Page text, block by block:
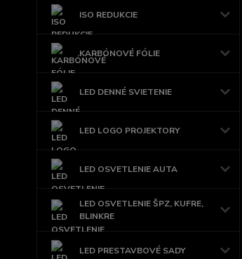
ISO REDUKCIE
KARBÓNOVÉ FÓLIE
LED DENNÉ SVIETENIE
LED LOGO PROJEKTORY
LED OSVETLENIE AUTA
LED OSVETLENIE ŠPZ, KUFRE,
BLINKRE
LED PRESTAVBOVÉ SADY